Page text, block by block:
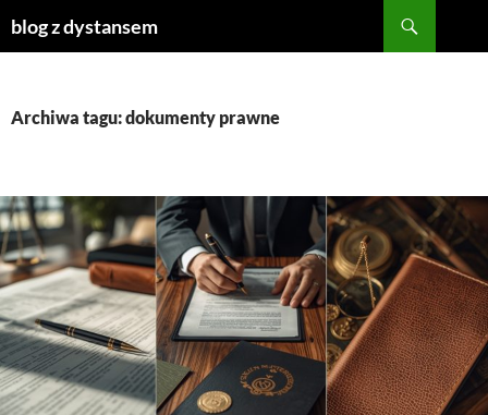
blog z dystansem
Archiwa tagu: dokumenty prawne